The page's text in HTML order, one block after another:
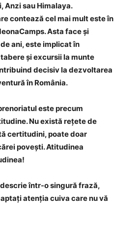
Anzi sau Himalaya.
contează cel mai mult este în
Asta face și
ani, este implicat în
și excursii la munte
decisiv la dezvoltarea
în România.
este precum
Nu există rețete de
certitudini, poate doar
povești. Atitudinea
într-o singură frază,
atenția cuiva care nu vă